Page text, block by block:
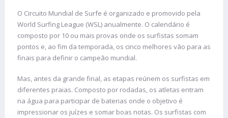
O Circuito Mundial de Surfe é organizado e promovido pela
World Surfing League (WSL) anualmente. O calendário é
composto por 10 ou mais provas onde os surfistas somam
pontos e, ao fim da temporada, os cinco melhores vão para as
finais para definir o campeão mundial.
Mas, antes da grande final, as etapas reúnem os surfistas em
diferentes praias. Composto por rodadas, os atletas entram
na água para participar de baterias onde o objetivo é
impressionar os juízes e somar boas notas. Os surfistas com